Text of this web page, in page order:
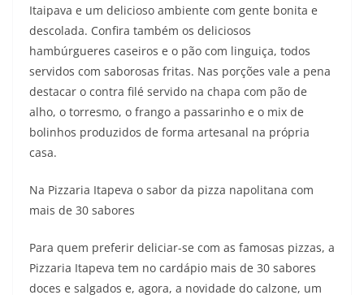
Itaipava e um delicioso ambiente com gente bonita e
descolada. Confira também os deliciosos
hambúrgueres caseiros e o pão com linguiça, todos
servidos com saborosas fritas. Nas porções vale a pena
destacar o contra filé servido na chapa com pão de
alho, o torresmo, o frango a passarinho e o mix de
bolinhos produzidos de forma artesanal na própria
casa.
Na Pizzaria Itapeva o sabor da pizza napolitana com
mais de 30 sabores
Para quem preferir deliciar-se com as famosas pizzas, a
Pizzaria Itapeva tem no cardápio mais de 30 sabores
doces e salgados e, agora, a novidade do calzone, um